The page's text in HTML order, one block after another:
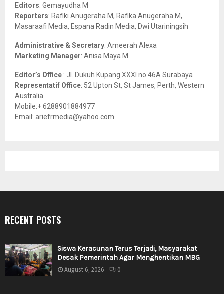
:Editors: Gemayudha M
Reporters: Rafiki Anugeraha M, Rafika Anugeraha M,
Masaraafi Media, Espana Radin Media, Dwi Utariningsih
Administrative & Secretary: Ameerah Alexa
Marketing Manager: Anisa Maya M
Editor’s Office : Jl. Dukuh Kupang XXXI no.46A Surabaya
Representatif Office: 52 Upton St, St James, Perth, Western
Australia
Mobile:+ 6288901884977
Email: ariefrmedia@yahoo.com
RECENT POSTS
Siswa Keracunan Terus Terjadi, Masyarakat
Desak Pemerintah Agar Menghentikan MBG
August 6, 2026 0